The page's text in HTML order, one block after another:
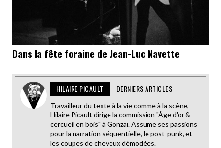
Dans la fête foraine de Jean-Luc Navette
HILAIRE PICAULT DERNIERS ARTICLES
Travailleur du texte à la vie comme à la scène,
Hilaire Picault dirige la commission "Âge d'or &
cercueil en bois" à Gonzaï. Assume ses passions
pour la narration séquentielle, le post-punk, et
les coupes de cheveux démodées.